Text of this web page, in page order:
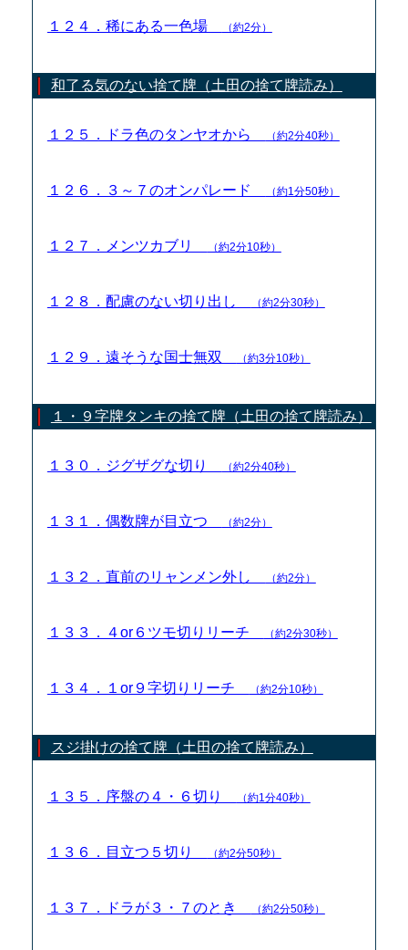
１２４．稀にある一色場 （約2分）
和了る気のない捨て牌（土田の捨て牌読み）
１２５．ドラ色のタンヤオから （約2分40秒）
１２６．３～７のオンパレード （約1分50秒）
１２７．メンツカブリ （約2分10秒）
１２８．配慮のない切り出し （約2分30秒）
１２９．遠そうな国士無双 （約3分10秒）
１・９字牌タンキの捨て牌（土田の捨て牌読み）
１３０．ジグザグな切り （約2分40秒）
１３１．偶数牌が目立つ （約2分）
１３２．直前のリャンメン外し （約2分）
１３３．４or６ツモ切りリーチ （約2分30秒）
１３４．１or９字切りリーチ （約2分10秒）
スジ掛けの捨て牌（土田の捨て牌読み）
１３５．序盤の４・６切り （約1分40秒）
１３６．目立つ５切り （約2分50秒）
１３７．ドラが３・７のとき （約2分50秒）